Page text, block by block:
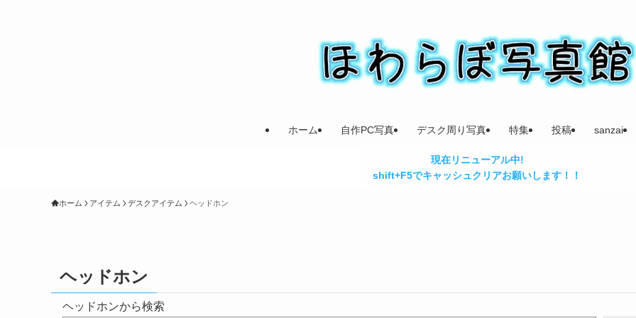
ホーム 自作PC写真 デスク周り写真 特集 投稿 sanzai
現在リニューアル中!
shift+F5でキャッシュクリアお願いします！！
ホーム アイテム デスクアイテム ヘッドホン
ヘッドホン
ヘッドホンから検索